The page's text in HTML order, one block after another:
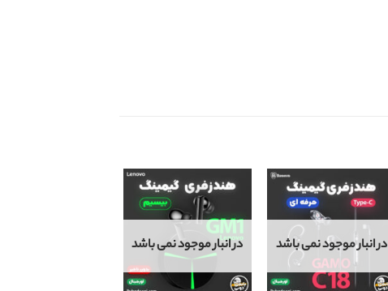
در انبار موجود نمی باشد در انبار موجود نمی باشد